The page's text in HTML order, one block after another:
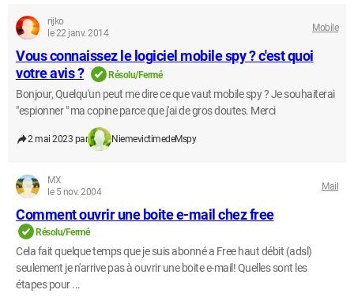
rijko
le 22 janv. 2014
Mobile
Vous connaissez le logiciel mobile spy ? c'est quoi
votre avis ?
Résolu/Fermé
Bonjour, Quelqu'un peut me dire ce que vaut mobile spy ? Je souhaiterai
"espionner " ma copine parce que j'ai de gros doutes. Merci
2 mai 2023 par NiemevictimedeMspy
MX
le 5 nov. 2004
Mail
Comment ouvrir une boite e-mail chez free
Résolu/Fermé
Cela fait quelque temps que je suis abonné a Free haut débit (adsl)
seulement je n'arrive pas à ouvrir une boite e-mail! Quelles sont les
étapes pour ...